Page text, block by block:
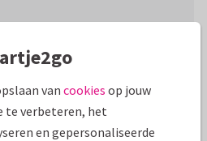
met kerstlampjes, gouden
van cookies op jouw
te verbeteren, het
en gepersonaliseerde